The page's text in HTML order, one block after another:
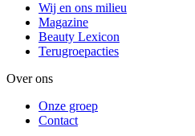
Wij en ons milieu
Magazine
Beauty Lexicon
Terugroepacties
Over ons
Onze groep
Contact